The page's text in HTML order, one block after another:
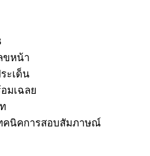
ขหน้า
ะเด็น
มเฉลย
คนิคการสอบสัมภาษณ์